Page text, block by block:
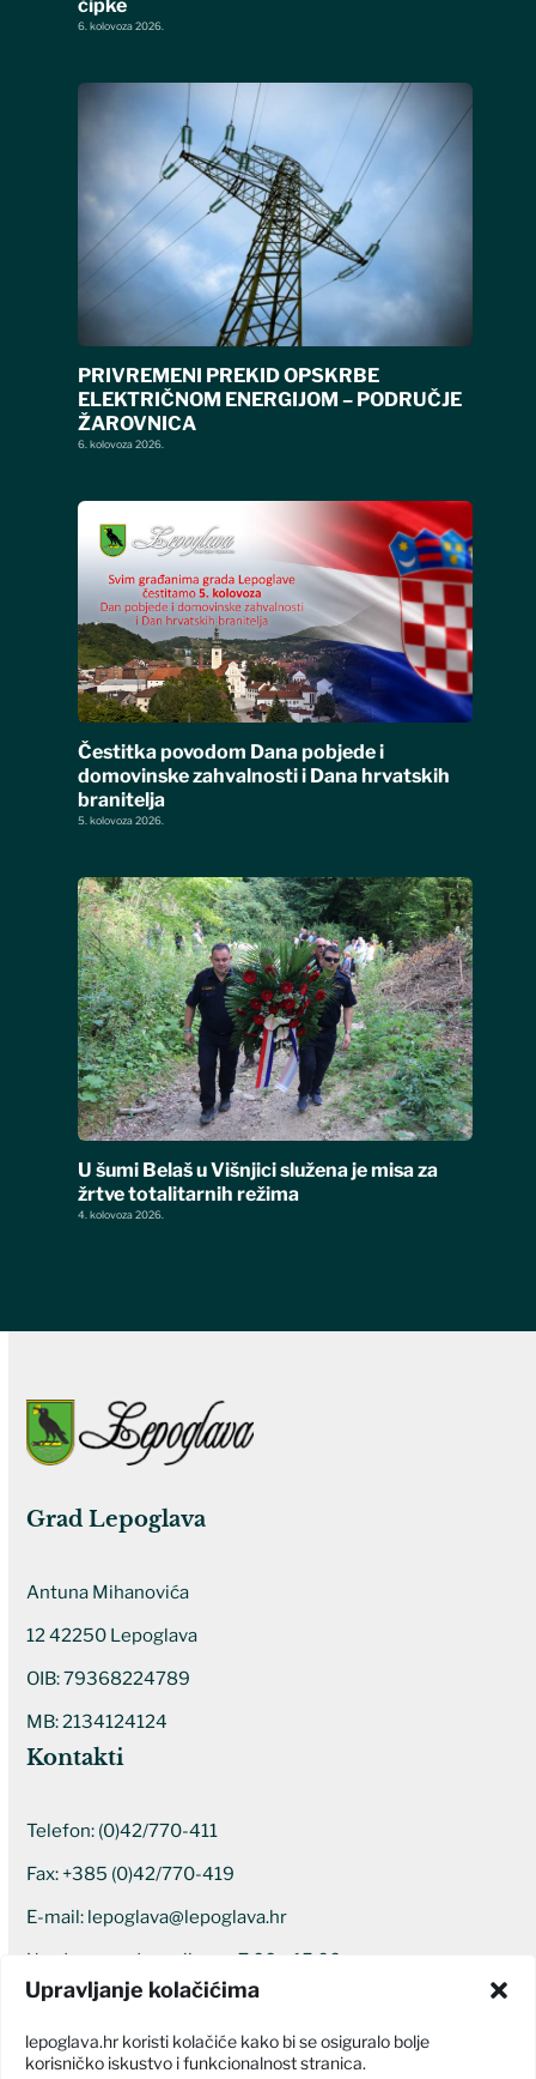
Upravljanje kolačićima
lepoglava.hr koristi kolačiće kako bi se osiguralo bolje
korisničko iskustvo i funkcionalnost stranica.
čipke
6. kolovoza 2026.
PRIVREMENI PREKID OPSKRBE
ELEKTRIČNOM ENERGIJOM – PODRUČJE
ŽAROVNICA
6. kolovoza 2026.
Čestitka povodom Dana pobjede i
domovinske zahvalnosti i Dana hrvatskih
branitelja
5. kolovoza 2026.
U šumi Belaš u Višnjici služena je misa za
žrtve totalitarnih režima
4. kolovoza 2026.
Grad Lepoglava
Antuna Mihanovića
12 42250 Lepoglava
OIB: 79368224789
MB: 2134124124
Kontakti
Telefon: (0)42/770-411
Fax: +385 (0)42/770-419
E-mail: lepoglava@lepoglava.hr
Uredovno radno vrijeme: 7:00 – 15:00
Ostali kontakti